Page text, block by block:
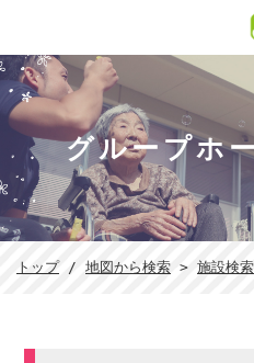
このページの本文へ
グループホ
現
置：
トップ/ 地図から検索 > 施設検索